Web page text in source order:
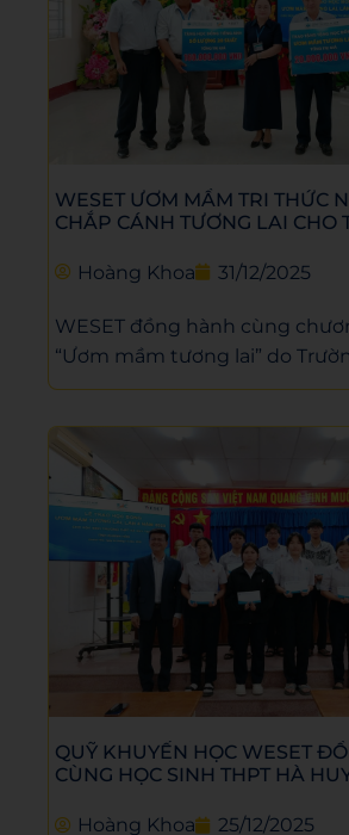
WESET ƯƠM MẦM TRI THỨC
CHẮP CÁNH TƯƠNG LAI CHO
Hoàng Khoa
31/12/2025
WESET đồng hành cùng
“Ươm mầm tương lai” do
Công Thương TP.HCM (HUIT)
học tập bình đẳng cho thế hệ
Thông qua việc trao tặng
học bổng luyện tiếng Anh cho
hoàn cảnh khó khăn tại các
Đắk Lắk, Khánh Hòa, Tây Ninh
WESET góp phần tiếp thêm
các em tự tin vươn xa, hội
đến một tương lai rộng mở
QUỸ KHUYẾN HỌC WESET
CÙNG HỌC SINH THPT HÀ
Hoàng Khoa
25/12/2025